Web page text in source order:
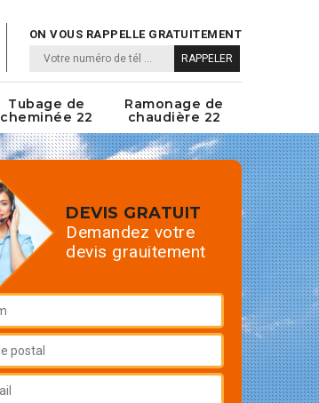
ON VOUS RAPPELLE GRATUITEMENT
Tubage de
cheminée 22
Ramonage de
chaudière 22
DEVIS GRATUIT
Demandez votre
devis grauitement